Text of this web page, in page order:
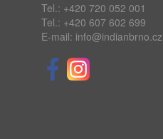
Tel.: +420 720 052 001
Tel.: +420 607 602 699
E-mail: info@indianbrno.cz